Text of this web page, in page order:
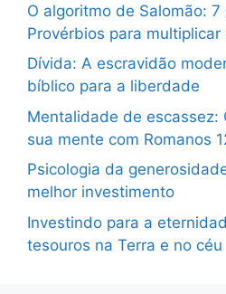
O algoritmo de Salomão:
Provérbios para multiplicar
Dívida: A escravidão
bíblico para a liberdade
Mentalidade de escassez:
sua mente com Romanos
Psicologia da
melhor investimento
Investindo para a
tesouros na Terra e no céu